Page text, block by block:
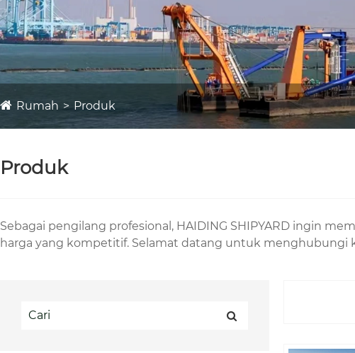
Rumah Produk
Produk
Sebagai pengilang profesional, HAIDING SHIPYARD ingin
harga yang kompetitif. Selamat datang untuk menghubungi